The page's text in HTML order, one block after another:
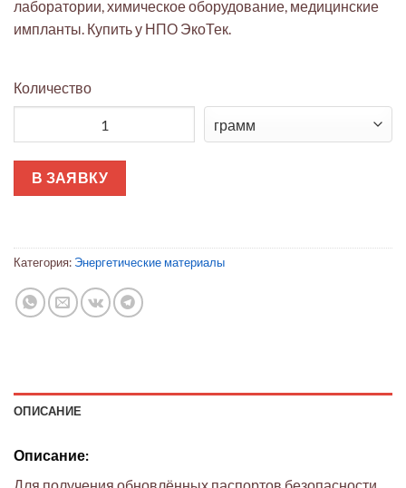
лаборатории, химическое оборудование, медицинские
импланты. Купить у НПО ЭкоТек.
Количество
В ЗАЯВКУ
Категория: Энергетические материалы
ОПИСАНИЕ
Описание: